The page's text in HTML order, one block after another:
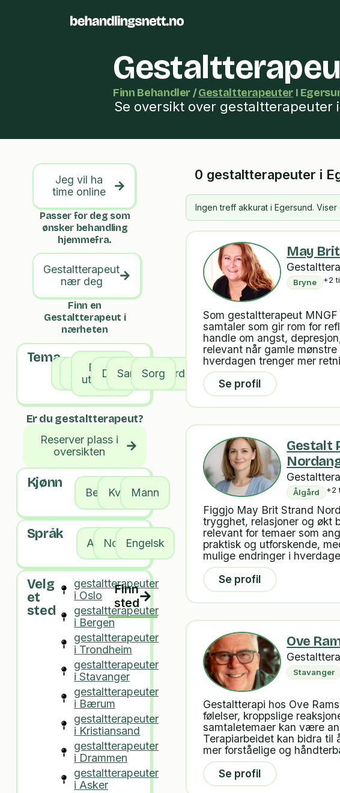
Finn Behandler /GestaltterapeuterI
Se oversikt over gestaltterapeuter
Jeg vil ha
time online
Passer for deg som
ønsker behandling
hjemmefra.
Gestaltterapeut
nær deg
Finn en
Gestaltterapeut i
nærheten
Tema
AlleAngstBarns
utviklingDepresjon
Samlivsutfordringer
Sorg
Er du gestaltterapeut?
Reserver plass i
oversikten
Kjønn
BeggeKvinneMann
Språk
AlleNorskEngelsk
Velg
et
sted
gestaltterapeuter
i Oslo
gestaltterapeuter
i Bergen
gestaltterapeuter
i Trondheim
gestaltterapeuter
i Stavanger
gestaltterapeuter
i Bærum
gestaltterapeuter
i Kristiansand
gestaltterapeuter
i Drammen
gestaltterapeuter
i Asker
Finn
sted
0 gestaltterapeuter i
Ingen treff akkurat i Egersund.
May
Bryne +2
Som gestaltterapeut
samtaler som gir rom for
handle om angst,
relevant når gamle
hverdagen trenger mer
Se profil
Gestalt
Ålgård +2
Figgjo May Brit Strand
trygghet, relasjoner og økt
relevant for temaer som
praktisk og utforskende,
mulige endringer i
Se profil
Ove
Stavanger
Gestaltterapi hos Ove
følelser, kroppslige
samtaletemaer kan være
Terapiarbeidet kan bidra til
mer forståelige og
Se profil